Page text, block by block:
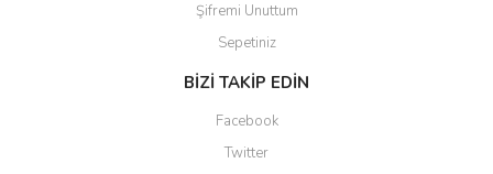
Şifremi Unuttum
Sepetiniz
BİZİ TAKİP EDİN
Facebook
Twitter